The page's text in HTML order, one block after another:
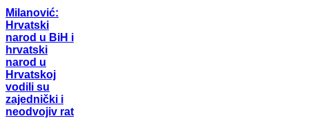
Milanović:
Hrvatski
narod u BiH i
hrvatski
narod u
Hrvatskoj
vodili su
zajednički i
neodvojiv rat